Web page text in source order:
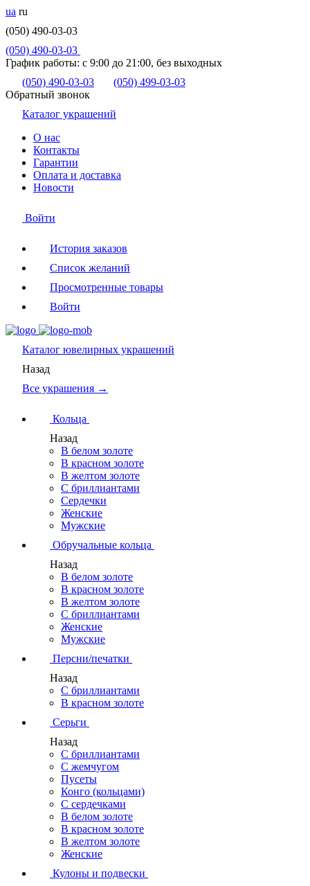
ua ru
(050) 490-03-03
(050) 490-03-03
График работы: с 9:00 до 21:00, без выходных
(050) 490-03-03
(050) 499-03-03
Обратный звонок
Каталог украшений
О нас
Контакты
Гарантии
Оплата и доставка
Новости
Войти
История заказов
Список желаний
Просмотренные товары
Войти
Каталог ювелирных украшений
Назад
Все украшения →
Кольца
Назад
В белом золоте
В красном золоте
В желтом золоте
С бриллиантами
Сердечки
Женские
Мужские
Обручальные кольца
Назад
В белом золоте
В красном золоте
В желтом золоте
С бриллиантами
Женские
Мужские
Персни/печатки
Назад
С бриллиантами
В красном золоте
Серьги
Назад
С бриллиантами
С жемчугом
Пусеты
Конго (кольцами)
С сердечками
В белом золоте
В красном золоте
В желтом золоте
Женские
Кулоны и подвески